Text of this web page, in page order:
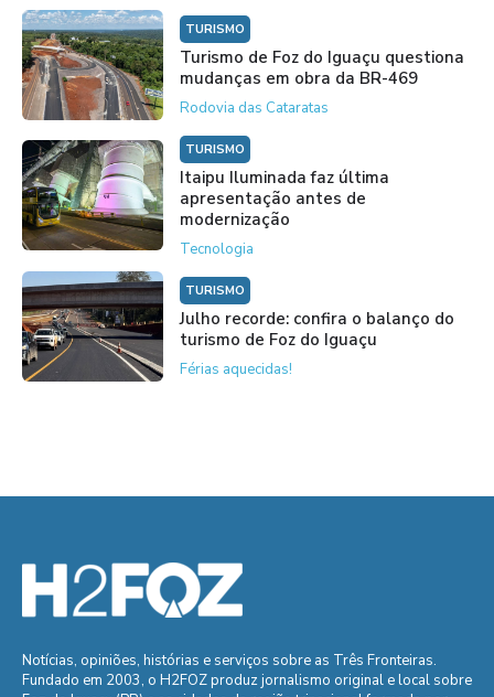
TURISMO
Turismo de Foz do Iguaçu questiona
mudanças em obra da BR-469
Rodovia das Cataratas
TURISMO
Itaipu Iluminada faz última
apresentação antes de
modernização
Tecnologia
TURISMO
Julho recorde: confira o balanço do
turismo de Foz do Iguaçu
Férias aquecidas!
Notícias, opiniões, histórias e serviços sobre as Três Fronteiras.
Fundado em 2003, o H2FOZ produz jornalismo original e local sobre